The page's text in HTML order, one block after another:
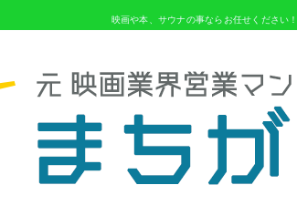
映画や本、サウナの事ならお任せください！